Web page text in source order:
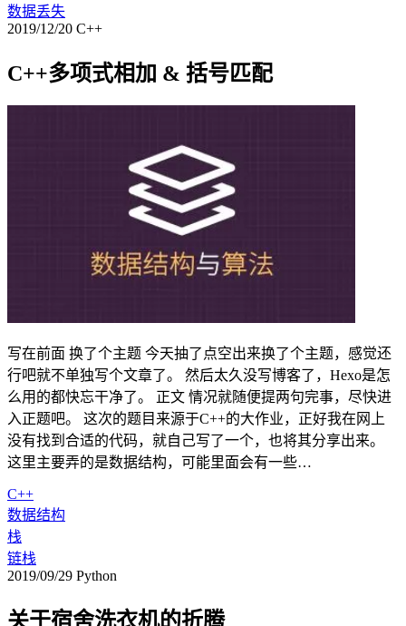
数据丢失
2019/12/20 C++
C++多项式相加 & 括号匹配
写在前面 换了个主题 今天抽了点空出来换了个主题，感觉还
行吧就不单独写个文章了。 然后太久没写博客了，Hexo是怎
么用的都快忘干净了。 正文 情况就随便提两句完事，尽快进
入正题吧。 这次的题目来源于C++的大作业，正好我在网上
没有找到合适的代码，就自己写了一个，也将其分享出来。
这里主要弄的是数据结构，可能里面会有一些…
C++
数据结构
栈
链栈
2019/09/29 Python
关于宿舍洗衣机的折腾